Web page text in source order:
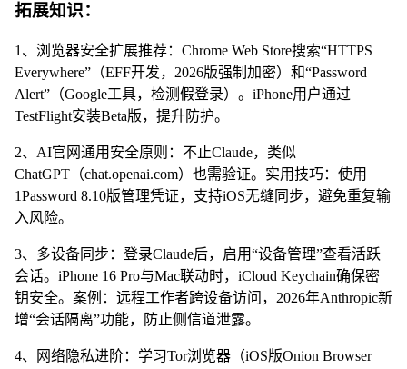
拓展知识：
1、浏览器安全扩展推荐：Chrome Web Store搜索“HTTPS
Everywhere”（EFF开发，2026版强制加密）和“Password
Alert”（Google工具，检测假登录）。iPhone用户通过
TestFlight安装Beta版，提升防护。
2、AI官网通用安全原则：不止Claude，类似
ChatGPT（chat.openai.com）也需验证。实用技巧：使用
1Password 8.10版管理凭证，支持iOS无缝同步，避免重复输
入风险。
3、多设备同步：登录Claude后，启用“设备管理”查看活跃
会话。iPhone 16 Pro与Mac联动时，iCloud Keychain确保密
钥安全。案例：远程工作者跨设备访问，2026年Anthropic新
增“会话隔离”功能，防止侧信道泄露。
4、网络隐私进阶：学习Tor浏览器（iOS版Onion Browser